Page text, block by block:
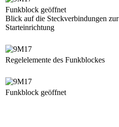
Funkblock geöffnet
Blick auf die Steckverbindungen zur
Starteinrichtung
Regelelemente des Funkblockes
Funkblock geöffnet